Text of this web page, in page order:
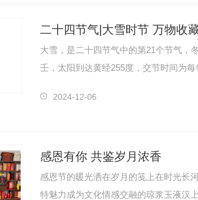
二十四节气|大雪时节 万物收
大雪，是二十四节气中的第21个节气，
壬，太阳到达黄经255度，交节时间为
2024-12-06
感恩有你 共鉴岁月浓香
感恩节的暖光洒在岁月的笺上在时光长
特魅力成为文化情感交融的琼浆玉液汉